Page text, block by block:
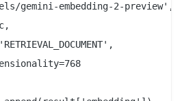
gemini-embedding-2-preview',